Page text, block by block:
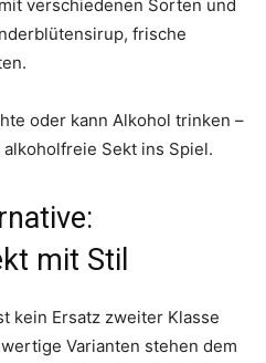
verschiedenen Sorten und
frische
oder kann Alkohol trinken –
Sekt ins Spiel.
mit Stil
kein Ersatz zweiter Klasse
Varianten stehen dem